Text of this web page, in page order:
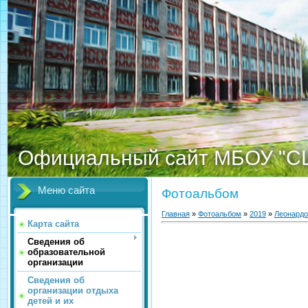
Официальный сайт МБОУ
Меню сайта
Карта сайта
Сведения об
образовательной
организации
Сведения об
организации отдыха
детей и их
Фотоальбом
Главная » Фотоальбом » 2019 » Леонардо